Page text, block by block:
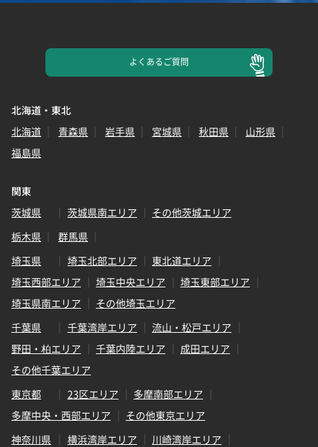
よくあるご質問
北海道・東北
北海道
青森県 岩手県 宮城県 秋田県
山形県
福島県
関東
茨城県
茨城県南エリア
その他茨城エリア
栃木県
群馬県
埼玉県
埼玉北部エリア
東北道エリア
埼玉西部エリア
埼玉中央エリア
埼玉東部エリア
埼玉県南エリア
その他埼玉エリア
千葉県
千葉湾岸エリア
流山・松戸エリア
野田・柏エリア
千葉内陸エリア
成田エリア
その他千葉エリア
東京都
23区エリア
多摩南部エリア
多摩中央・西部エリア
その他東京エリア
神奈川県
横浜湾岸エリア
川崎湾岸エリア